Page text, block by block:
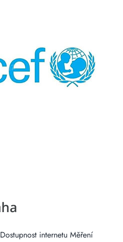
Dostupnost internetu Měření